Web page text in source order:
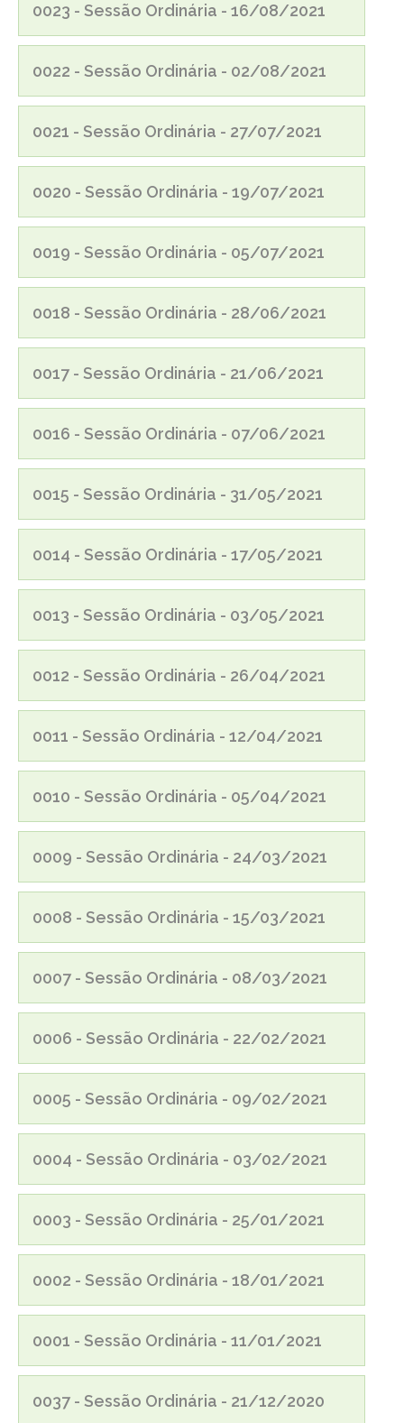
0023 - Sessão Ordinária - 16/08/2021
0022 - Sessão Ordinária - 02/08/2021
0021 - Sessão Ordinária - 27/07/2021
0020 - Sessão Ordinária - 19/07/2021
0019 - Sessão Ordinária - 05/07/2021
0018 - Sessão Ordinária - 28/06/2021
0017 - Sessão Ordinária - 21/06/2021
0016 - Sessão Ordinária - 07/06/2021
0015 - Sessão Ordinária - 31/05/2021
0014 - Sessão Ordinária - 17/05/2021
0013 - Sessão Ordinária - 03/05/2021
0012 - Sessão Ordinária - 26/04/2021
0011 - Sessão Ordinária - 12/04/2021
0010 - Sessão Ordinária - 05/04/2021
0009 - Sessão Ordinária - 24/03/2021
0008 - Sessão Ordinária - 15/03/2021
0007 - Sessão Ordinária - 08/03/2021
0006 - Sessão Ordinária - 22/02/2021
0005 - Sessão Ordinária - 09/02/2021
0004 - Sessão Ordinária - 03/02/2021
0003 - Sessão Ordinária - 25/01/2021
0002 - Sessão Ordinária - 18/01/2021
0001 - Sessão Ordinária - 11/01/2021
0037 - Sessão Ordinária - 21/12/2020